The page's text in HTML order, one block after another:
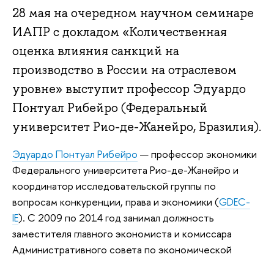
28 мая на очередном научном семинаре
ИАПР с докладом «Количественная
оценка влияния санкций на
производство в России на отраслевом
уровне» выступит профессор Эдуардо
Понтуал Рибейро (Федеральный
университет Рио-де-Жанейро, Бразилия).
Эдуардо Понтуал Рибейро — профессор экономики
Федерального университета Рио-де-Жанейро и
координатор исследовательской группы по
вопросам конкуренции, права и экономики (GDEC-
IE). С 2009 по 2014 год занимал должность
заместителя главного экономиста и комиссара
Административного совета по экономической